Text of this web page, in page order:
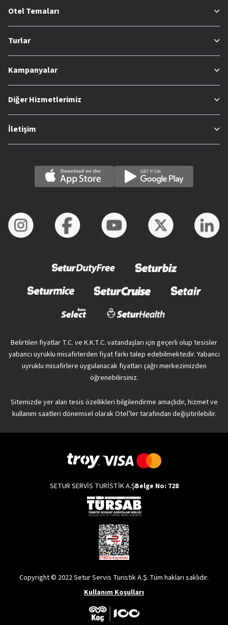
Otel Temaları
Turlar
Kampanyalar
Diğer Hizmetlerimiz
İletişim
Belirtilen fiyatlar T.C. ve K.K.T.C. vatandaşları için geçerli olup tesisler
yabancı uyruklu misafirlerden fiyat farkı talep edebilmektedir. Yabancı
uyruklu misafirlere uygulanacak fiyatları çağrı merkezimizden
öğrenebilirsiniz.
Sitemizde yer alan tesis özellikleri bilgilendirme amaçlıdır, hizmet ve
kullanım saatleri dönemsel olarak Otel’ler tarafından değişitirilebilir.
SETUR SERVİS TURİSTİK A.ŞBelge No: 728
Copyright © 2022 Setur Servis Turistik A.Ş. Tüm hakları saklıdır.
Kullanım Koşulları